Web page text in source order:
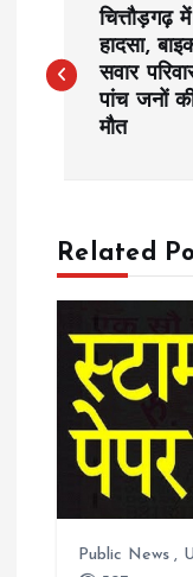
o
n
a
a
चित्तौड़गढ़ में
हादसा,
सवार
पांच जनों
मौत
Related
Public News ,